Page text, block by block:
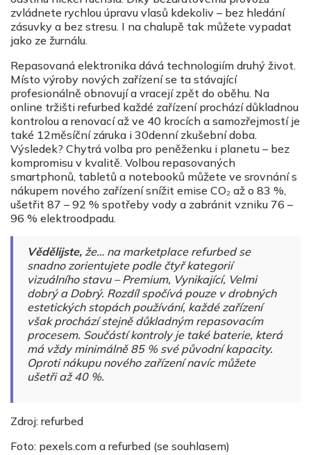
zvládnete rychlou úpravu vlasů kdekoliv – bez hledání
zásuvky a bez stresu. I na chalupě tak můžete vypadat
jako ze žurnálu.
Repasovaná elektronika dává technologiím druhý život.
Místo výroby nových zařízení se ta stávající
profesionálně obnovují a vracejí zpět do oběhu. Na
online tržišti refurbed každé zařízení prochází důkladnou
kontrolou a renovací až ve 40 krocích a samozřejmostí je
také 12měsíční záruka i 30denní zkušební doba.
Výsledek? Chytrá volba pro peněženku i planetu – bez
kompromisu v kvalitě. Volbou repasovaných
smartphonů, tabletů a notebooků můžete ve srovnání s
nákupem nového zařízení snížit emise CO₂ až o 83 %,
ušetřit 87 – 92 % spotřeby vody a zabránit vzniku 76 –
96 % elektroodpadu.
Vědělijste, že… na marketplace refurbed se
snadno zorientujete podle čtyř kategorií
vizuálního stavu – Premium, Vynikající, Velmi
dobrý a Dobrý. Rozdíl spočívá pouze v drobných
estetických stopách používání, každé zařízení
však prochází stejně důkladným repasovacím
procesem. Součástí kontroly je také baterie, která
má vždy minimálně 85 % své původní kapacity.
Oproti nákupu nového zařízení navíc můžete
ušetři až 40 %.
Zdroj: refurbed
Foto: pexels.com a refurbed (se souhlasem)